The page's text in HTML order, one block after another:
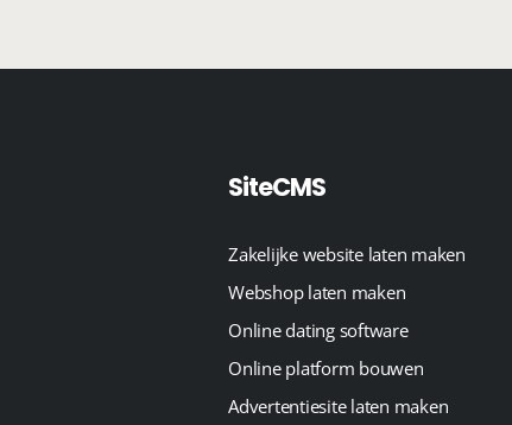
SiteCMS
Zakelijke website laten maken
Webshop laten maken
Online dating software
Online platform bouwen
Advertentiesite laten maken